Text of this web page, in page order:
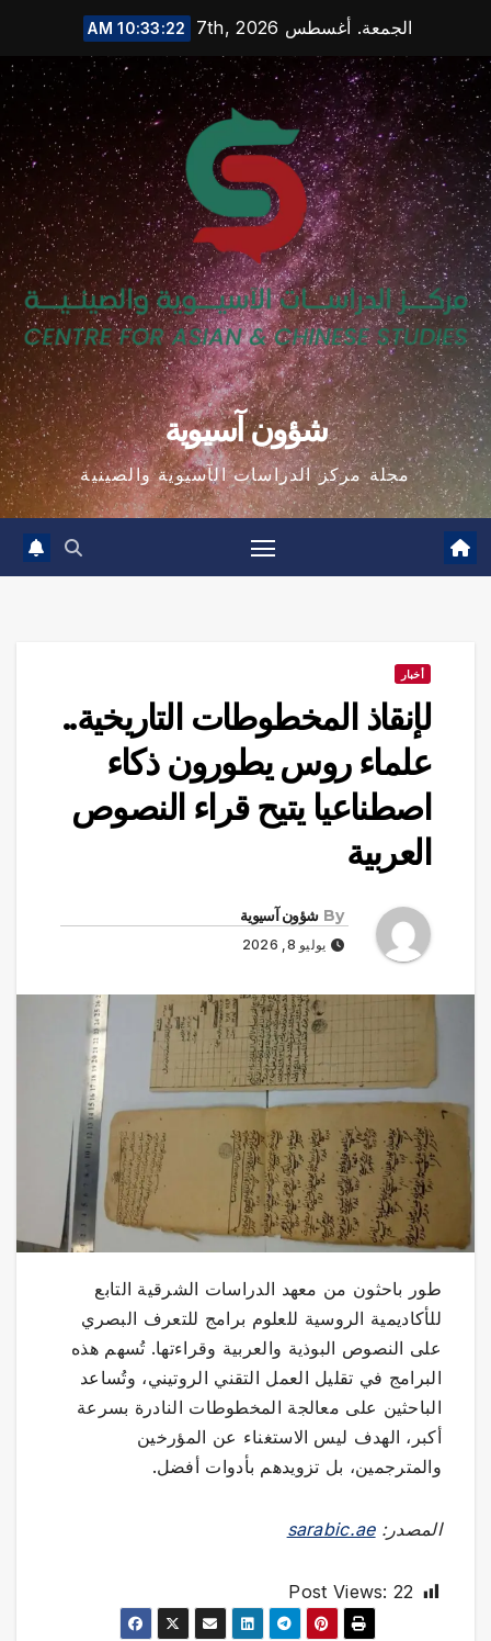
content
الجمعة. أغسطس 7th, 2026 10:33:23 AM
شؤون آسيوية
مجلة مركز الدراسات الآسيوية والصينية
أخبار
لإنقاذ المخطوطات التاريخية..
علماء روس يطورون ذكاء
اصطناعيا يتيح قراء النصوص
العربية
By شؤون آسيوية
يوليو 8, 2026
طور باحثون من معهد الدراسات الشرقية التابع
للأكاديمية الروسية للعلوم برامج للتعرف البصري
على النصوص البوذية والعربية وقراءتها. تُسهم هذه
البرامج في تقليل العمل التقني الروتيني، وتُساعد
الباحثين على معالجة المخطوطات النادرة بسرعة
أكبر، الهدف ليس الاستغناء عن المؤرخين
والمترجمين، بل تزويدهم بأدوات أفضل.
المصدر:sarabic.ae
Post Views: 22